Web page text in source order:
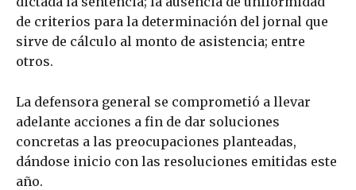
de criterios para la determinación del jornal que
sirve de cálculo al monto de asistencia; entre
otros.
La defensora general se comprometió a llevar
adelante acciones a fin de dar soluciones
concretas a las preocupaciones planteadas,
dándose inicio con las resoluciones emitidas este
año.